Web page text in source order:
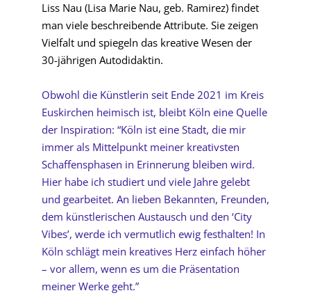
Liss Nau (Lisa Marie Nau, geb. Ramirez) findet
man viele beschreibende Attribute. Sie zeigen
Vielfalt und spiegeln das kreative Wesen der
30-jährigen Autodidaktin.
Obwohl die Künstlerin seit Ende 2021 im Kreis
Euskirchen heimisch ist, bleibt Köln eine Quelle
der Inspiration: “Köln ist eine Stadt, die mir
immer als Mittelpunkt meiner kreativsten
Schaffensphasen in Erinnerung bleiben wird.
Hier habe ich studiert und viele Jahre gelebt
und gearbeitet. An lieben Bekannten, Freunden,
dem künstlerischen Austausch und den ‘City
Vibes’, werde ich vermutlich ewig festhalten! In
Köln schlägt mein kreatives Herz einfach höher
– vor allem, wenn es um die Präsentation
meiner Werke geht.”